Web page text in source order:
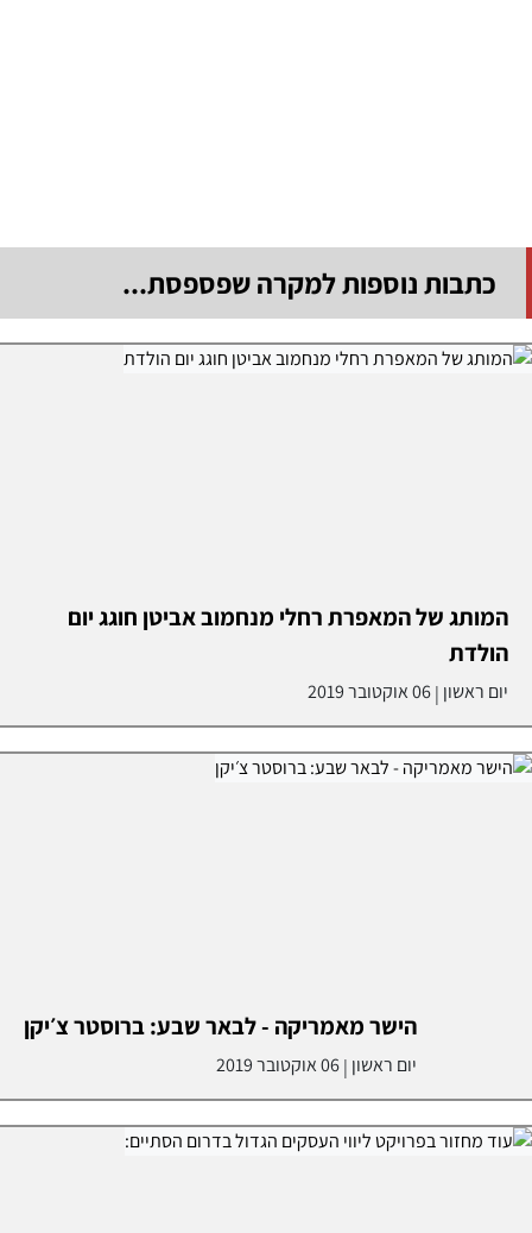
כתבות נוספות למקרה שפספסת...
המותג של המאפרת רחלי מנחמוב אביטן חוגג יום
הולדת
יום ראשון |06 אוקטובר 2019
הישר מאמריקה - לבאר שבע: ברוסטר צ׳יקן
יום ראשון |06 אוקטובר 2019